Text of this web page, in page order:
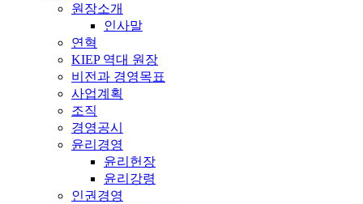
원장소개
인사말
연혁
KIEP 역대 원장
비전과 경영목표
사업계획
조직
경영공시
윤리경영
윤리헌장
윤리강령
인권경영